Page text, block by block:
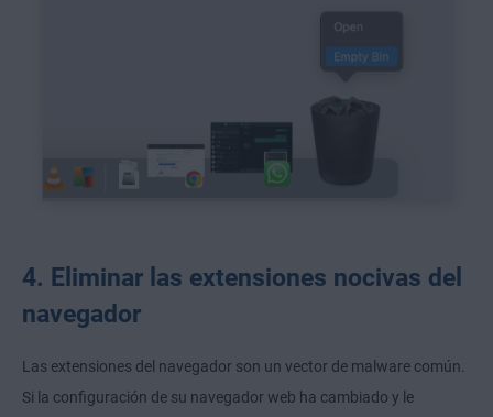
4. Eliminar las extensiones nocivas del
navegador
Las extensiones del navegador son un vector de malware común.
Si la configuración de su navegador web ha cambiado y le